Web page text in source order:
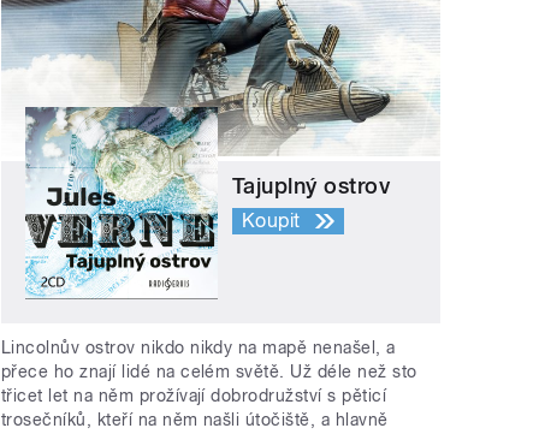
Tajuplný ostrov
Lincolnův ostrov nikdo nikdy na mapě nenašel, a
přece ho znají lidé na celém světě. Už déle než sto
třicet let na něm prožívají dobrodružství s pěticí